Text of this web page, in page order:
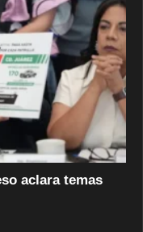
aclara temas